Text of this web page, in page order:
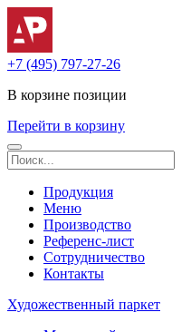
+7 (495) 797-27-26
В корзине позиции
Перейти в корзину
Продукция
Меню
Производство
Референс-лист
Сотрудничество
Контакты
Художественный паркет